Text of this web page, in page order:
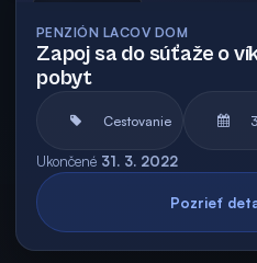
PENZIÓN LACOV DOM
Zapoj sa do súťaže o
pobyt
Cestovanie
Ukončené 31. 3. 2022
Pozrieť